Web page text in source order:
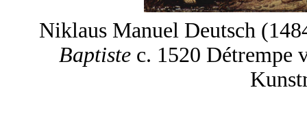
Niklaus Manuel Deutsch
Baptistec. 1520 Détrempe